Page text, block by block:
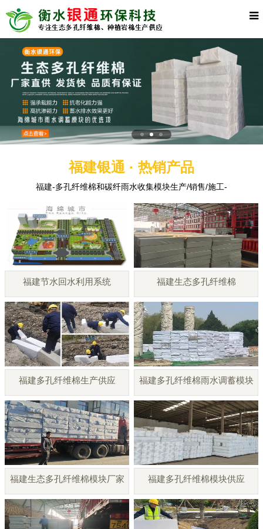
福建银通 · 热销产品
福建-多孔纤维棉和碳纤雨水收集模块生产/销售/施工-
福建节水回水利用系统 福建生态多孔纤维棉
福建多孔纤维棉生产供应 福建多孔纤维棉雨水调蓄模块
福建生态多孔纤维棉模块厂家 福建多孔纤维棉模块供应